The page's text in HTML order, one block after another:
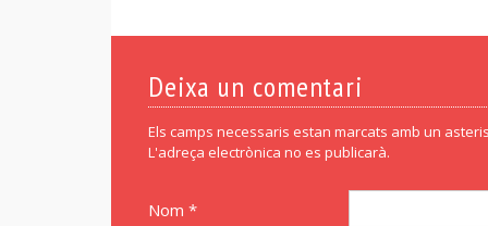
Deixa un comentari
Els camps necessaris estan marcats amb un
L'adreça electrònica no es publicarà.
Nom *